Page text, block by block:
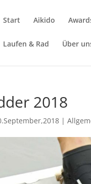
Start Aikido
Laufen & Rad Über
2018
|